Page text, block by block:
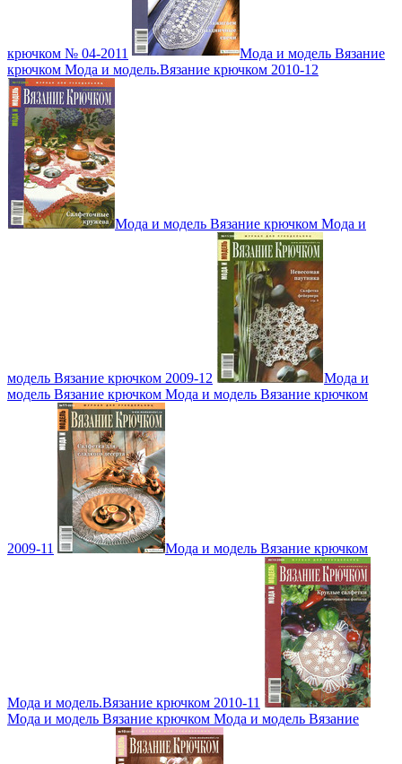
крючком № 04-2011
Мода и модель Вязание
крючком Мода и модель.Вязание крючком 2010-12
Мода и модель Вязание крючком Мода и
модель Вязание крючком 2009-12
Мода и
модель Вязание крючком Мода и модель Вязание крючком
2009-11 Мода и модель Вязание крючком
Мода и модель.Вязание крючком 2010-11
Мода и модель Вязание крючком Мода и модель Вязание